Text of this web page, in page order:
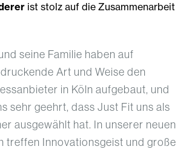
ist stolz auf die Zusammenarbeit
seine Familie haben auf
Art und Weise den
in Köln aufgebaut, und
sehr geehrt, dass Just Fit uns als
ausgewählt hat. In unserer neuen
treffen Innovationsgeist und große